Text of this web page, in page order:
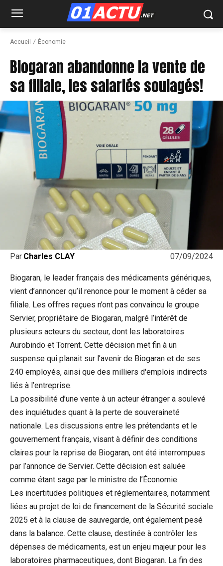
Accueil Économie
Biogaran abandonne la vente de
sa filiale, les salariés soulagés!
07/09/2024
Par Charles CLAY
Biogaran, le leader français des médicaments génériques,
vient d’annoncer qu’il renonce pour le moment à céder sa
filiale. Les offres reçues n’ont pas convaincu le groupe
Servier, propriétaire de Biogaran, malgré l’intérêt de
plusieurs acteurs du secteur, dont les laboratoires
Aurobindo et Torrent. Cette décision met fin à un
suspense qui planait sur l’avenir de Biogaran et de ses
240 employés, ainsi que des milliers d'emplois indirects
liés à l’entreprise.
La possibilité d’une vente à un acteur étranger a soulevé
des inquiétudes quant à la perte de souveraineté
nationale. Les discussions entre les prétendants et le
gouvernement français, visant à définir des conditions
claires pour la reprise de Biogaran, ont été interrompues
par l’annonce de Servier. Cette décision est saluée
comme étant sage par le ministre de l’Économie.
Les incertitudes politiques et réglementaires, notamment
liées au projet de loi de financement de la Sécurité sociale
2025 et à la clause de sauvegarde, ont également pesé
dans la balance. Cette clause, destinée à contrôler les
dépenses de médicaments, est un enjeu majeur pour les
laboratoires pharmaceutiques, dont Biogaran. La fin des